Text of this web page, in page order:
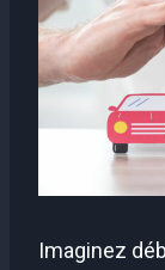
Imaginez